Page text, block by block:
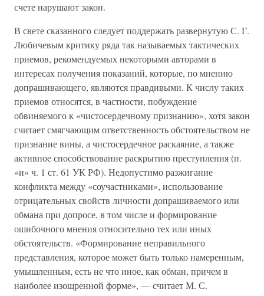
счете нарушают закон.
В свете сказанного следует поддержать развернутую С. Г.
Любичевым критику ряда так называемых тактических
приемов, рекомендуемых некоторыми авторами в
интересах получения показаний, которые, по мнению
допрашивающего, являются правдивыми. К числу таких
приемов относятся, в частности, побуждение
обвиняемого к «чистосердечному признанию», хотя закон
считает смягчающим ответственность обстоятельством не
признание вины, а чистосердечное раскаяние, а также
активное способствование раскрытию преступления (п.
«и» ч. 1 ст. 61 УК РФ). Недопустимо разжигание
конфликта между «соучастниками», использование
отрицательных свойств личности допрашиваемого или
обмана при допросе, в том числе и формирование
ошибочного мнения относительно тех или иных
обстоятельств. «Формирование неправильного
представления, которое может быть только намеренным,
умышленным, есть не что иное, как обман, причем в
наиболее изощренной форме», — считает М. С.